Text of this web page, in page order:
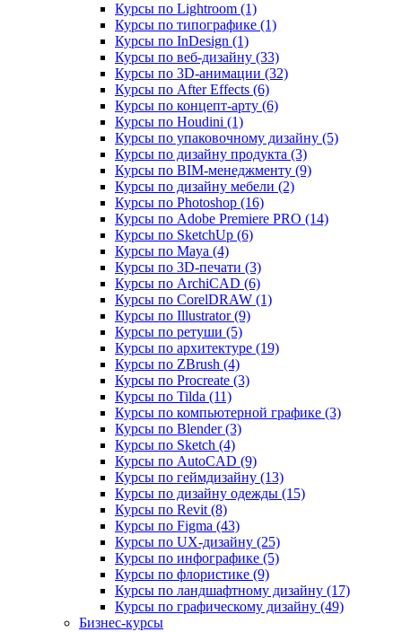
Курсы по Lightroom (1)
Курсы по типографике (1)
Курсы по InDesign (1)
Курсы по веб‑дизайну (33)
Курсы по 3D‑анимации (32)
Курсы по After Effects (6)
Курсы по концепт‑арту (6)
Курсы по Houdini (1)
Курсы по упаковочному дизайну (5)
Курсы по дизайну продукта (3)
Курсы по BIM‑менеджменту (9)
Курсы по дизайну мебели (2)
Курсы по Photoshop (16)
Курсы по Adobe Premiere PRO (14)
Курсы по SketchUp (6)
Курсы по Maya (4)
Курсы по 3D-печати (3)
Курсы по ArchiCAD (6)
Курсы по CorelDRAW (1)
Курсы по Illustrator (9)
Курсы по ретуши (5)
Курсы по архитектуре (19)
Курсы по ZBrush (4)
Курсы по Procreate (3)
Курсы по Tilda (11)
Курсы по компьютерной графике (3)
Курсы по Blender (3)
Курсы по Sketch (4)
Курсы по AutoCAD (9)
Курсы по геймдизайну (13)
Курсы по дизайну одежды (15)
Курсы по Revit (8)
Курсы по Figma (43)
Курсы по UX‑дизайну (25)
Курсы по инфографике (5)
Курсы по флористике (9)
Курсы по ландшафтному дизайну (17)
Курсы по графическому дизайну (49)
Бизнес-курсы